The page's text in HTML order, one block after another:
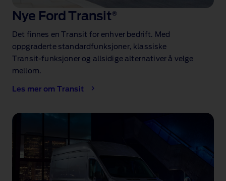
Nye Ford Transit®
Det finnes en Transit for enhver bedrift. Med
oppgraderte standardfunksjoner, klassiske
Transit‑funksjoner og allsidige alternativer å velge
mellom.
Les mer om Transit